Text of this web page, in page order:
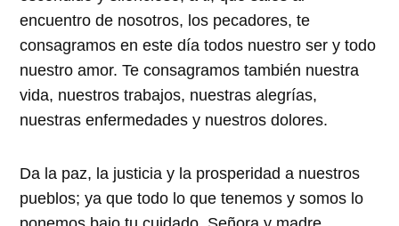
encuentro de nosotros, los pecadores, te
consagramos en este día todos nuestro ser y todo
nuestro amor. Te consagramos también nuestra
vida, nuestros trabajos, nuestras alegrías,
nuestras enfermedades y nuestros dolores.
Da la paz, la justicia y la prosperidad a nuestros
pueblos; ya que todo lo que tenemos y somos lo